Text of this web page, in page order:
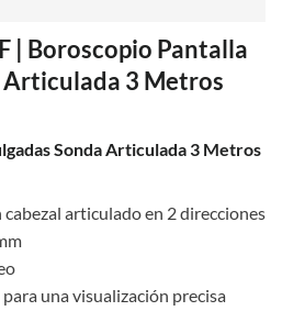
| Boroscopio Pantalla
Articulada 3 Metros
Sonda Articulada 3 Metros
cabezal articulado en 2 direcciones
para una visualización precisa